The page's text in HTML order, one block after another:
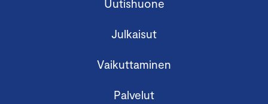
Uutishuone
Julkaisut
Vaikuttaminen
Palvelut